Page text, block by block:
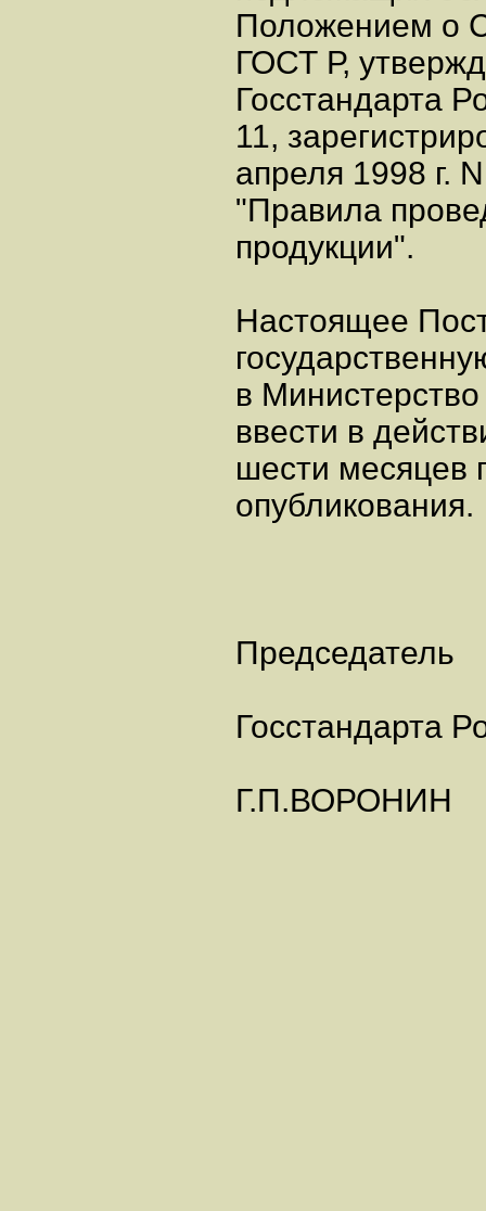
Положением о
ГОСТ Р,
Госстандарта
11,
апреля 1998 г.
"Правила
продукции".
Настоящее
в
ввести в
шести месяцев
опубликования.
Председатель
Госстандарта
Г.П.ВОРОНИН